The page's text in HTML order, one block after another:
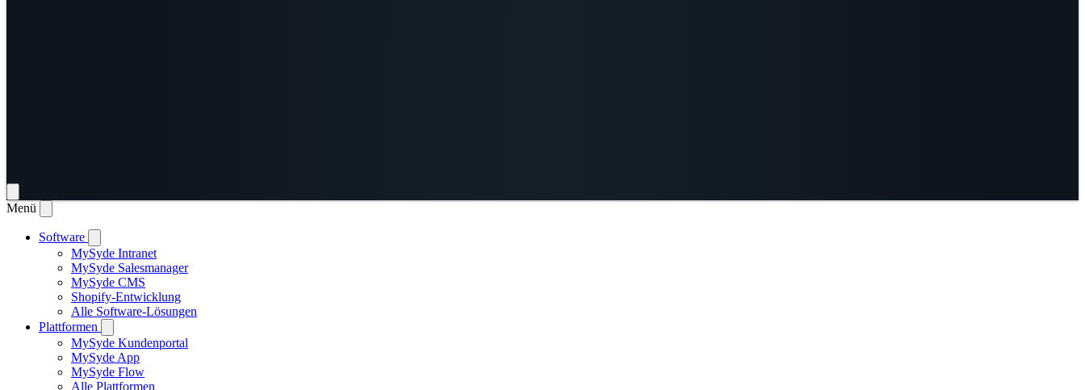
Menü
Software
MySyde Intranet
MySyde Salesmanager
MySyde CMS
Shopify-Entwicklung
Alle Software-Lösungen
Plattformen
MySyde Kundenportal
MySyde App
MySyde Flow
Alle Plattformen